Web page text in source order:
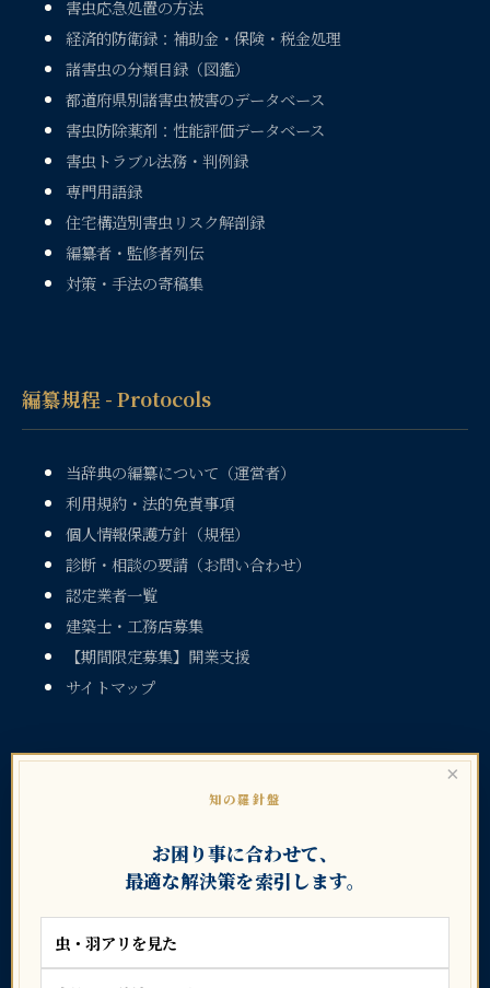
害虫応急処置の方法
経済的防衛録：補助金・保険・税金処理
諸害虫の分類目録（図鑑）
都道府県別諸害虫被害のデータベース
害虫防除薬剤：性能評価データベース
害虫トラブル法務・判例録
専門用語録
住宅構造別害虫リスク解剖録
編纂者・監修者列伝
対策・手法の寄稿集
編纂規程 - Protocols
当辞典の編纂について（運営者）
利用規約・法的免責事項
個人情報保護方針（規程）
診断・相談の要請（お問い合わせ）
認定業者一覧
建築士・工務店募集
【期間限定募集】開業支援
サイトマップ
暮らしのトラブル大辞典シリーズ
×
知の羅針盤
お困り事に合わせて、
最適な解決策を索引します。
虫・羽アリを見た